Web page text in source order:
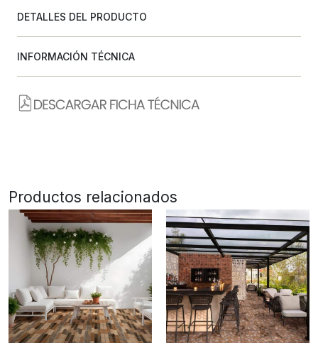
DETALLES DEL PRODUCTO
INFORMACIÓN TÉCNICA
Productos relacionados